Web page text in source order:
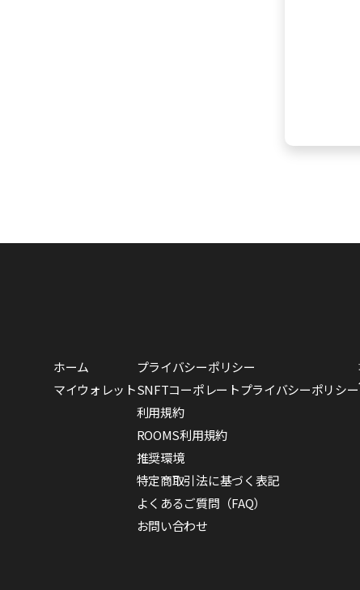
ホーム
マイウォレット
プライバシーポリシー
SNFTコーポレートプライバシーポリシー
利用規約
ROOMS利用規約
推奨環境
特定商取引法に基づく表記
よくあるご質問（FAQ）
お問い合わせ